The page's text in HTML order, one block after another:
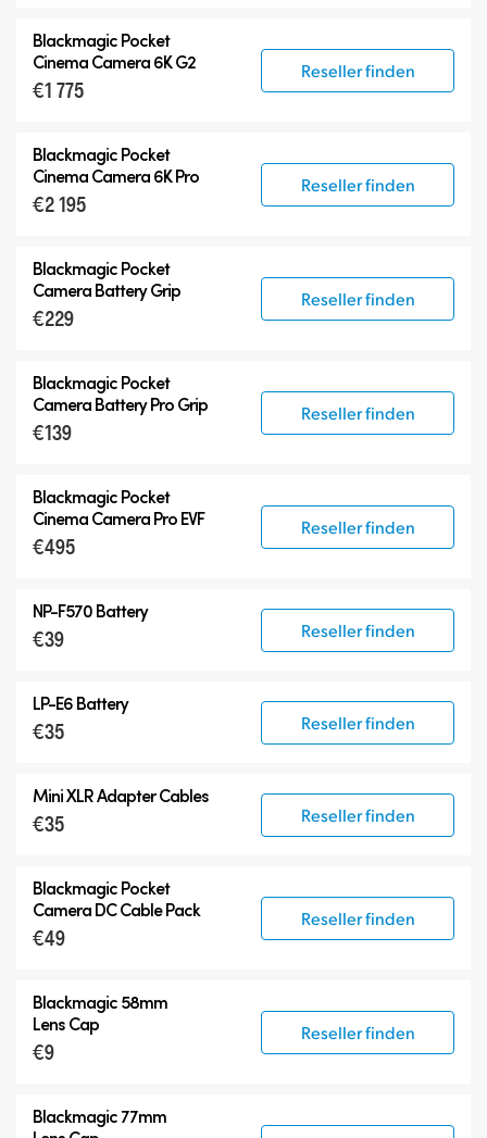
Blackmagic Pocket
Cinema Camera 6K G2
€1 775
Reseller finden
Blackmagic Pocket
Cinema Camera 6K Pro
€2 195
Reseller finden
Blackmagic Pocket
Camera Battery Grip
€229
Reseller finden
Blackmagic Pocket
Camera Battery Pro Grip
€139
Reseller finden
Blackmagic Pocket
Cinema Camera Pro EVF
€495
Reseller finden
NP-F570 Battery
€39 Reseller finden
LP-E6 Battery
€35 Reseller finden
Mini XLR Adapter Cables
€35 Reseller finden
Blackmagic Pocket
CameraDC Cable Pack
€49
Reseller finden
Blackmagic 58mm
Lens Cap
€9
Reseller finden
Blackmagic 77mm